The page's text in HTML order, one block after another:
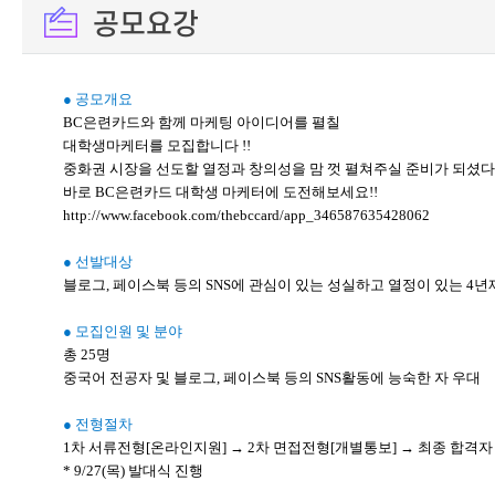
공모요강
● 공모개요
BC은련카드와 함께 마케팅 아이디어를 펼칠
대학생마케터를 모집합니다 !!
중화권 시장을 선도할 열정과 창의성을 맘 껏 펼쳐주실 준비가 되셨
바로 BC은련카드 대학생 마케터에 도전해보세요!!
http://www.facebook.com/thebccard/app_346587635428062
● 선발대상
블로그, 페이스북 등의 SNS에 관심이 있는 성실하고 열정이 있는 4
● 모집인원 및 분야
총 25명
중국어 전공자 및 블로그, 페이스북 등의 SNS활동에 능숙한 자 우대
● 전형절차
1차 서류전형[온라인지원] → 2차 면접전형[개별통보] → 최종 합격자
* 9/27(목) 발대식 진행